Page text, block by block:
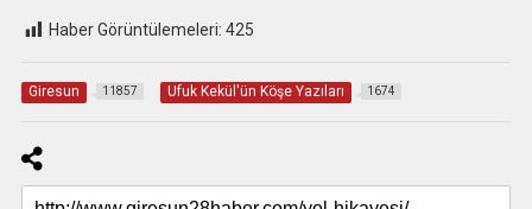
Haber Görüntülemeleri: 425
Giresun 11857 Ufuk Kekül'ün Köşe Yazıları 1674